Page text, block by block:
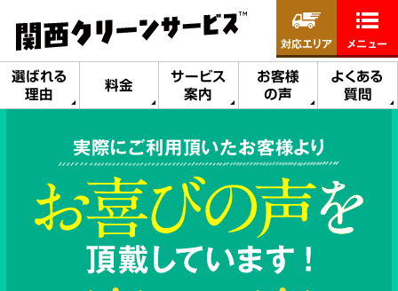
選ばれる
理由
料金
サービス
案内
お客様
の声
よくある
質問
対応エリア メニュー
実際にご利用頂いたお客様より